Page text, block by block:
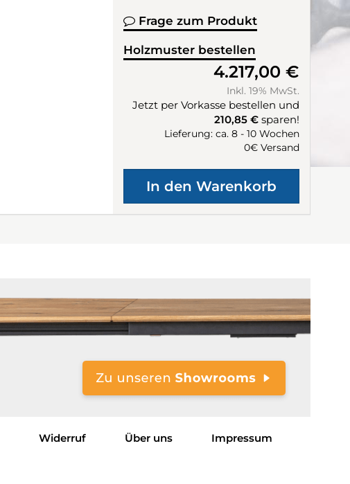
Frage zum Produkt
Holzmuster bestellen
4.217,00 €
Inkl. 19% MwSt.
Jetzt per Vorkasse bestellen und
210,85 € sparen!
Lieferung: ca. 8 - 10 Wochen
0€ Versand
Widerruf Über uns Impressum